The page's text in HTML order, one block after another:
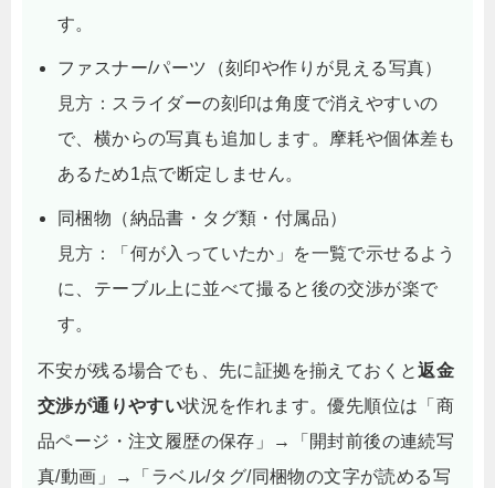
す。
ファスナー/パーツ（刻印や作りが見える写真）
見方： スライダーの刻印は角度で消えやすいの
で、横からの写真も追加します。摩耗や個体差も
あるため1点で断定しません。
同梱物（納品書・タグ類・付属品）
見方：
「何が入っていたか」を一覧で示せるよう
に、テーブル上に並べて撮ると後の交渉が楽で
す。
不安が残る場合でも、先に証拠を揃えておくと返金
交渉が通りやすい状況を作れます。優先順位は「商
品ページ・注文履歴の保存」→「開封前後の連続写
真/動画」→「ラベル/タグ/同梱物の文字が読める写